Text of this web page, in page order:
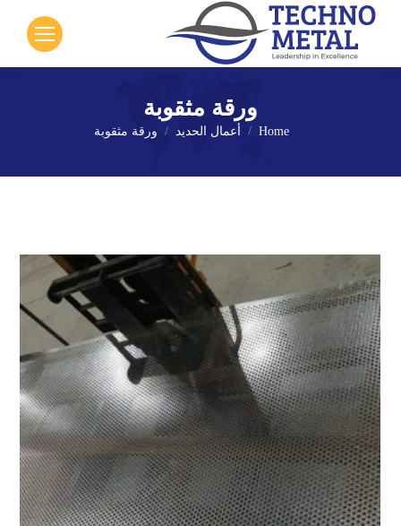
ورقة مثقوبة
You are here:
Home أعمال الحديد ورقة مثقوبة